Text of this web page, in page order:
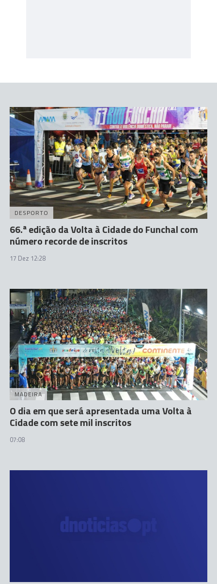
DESPORTO
66.ª edição da Volta à Cidade do Funchal com
número recorde de inscritos
17 Dez 12:28
MADEIRA
O dia em que será apresentada uma Volta à
Cidade com sete mil inscritos
07:08